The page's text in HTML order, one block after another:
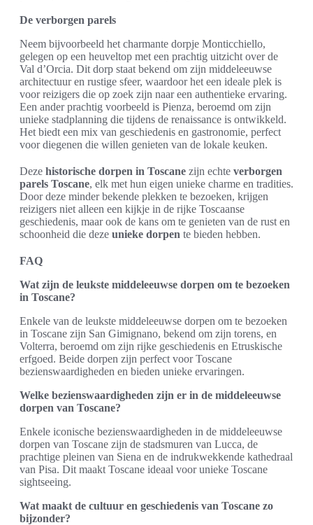
De verborgen parels
Neem bijvoorbeeld het charmante dorpje Monticchiello,
gelegen op een heuveltop met een prachtig uitzicht over de
Val d’Orcia. Dit dorp staat bekend om zijn middeleeuwse
architectuur en rustige sfeer, waardoor het een ideale plek is
voor reizigers die op zoek zijn naar een authentieke ervaring.
Een ander prachtig voorbeeld is Pienza, beroemd om zijn
unieke stadplanning die tijdens de renaissance is ontwikkeld.
Het biedt een mix van geschiedenis en gastronomie, perfect
voor diegenen die willen genieten van de lokale keuken.
Deze historische dorpen in Toscane zijn echte verborgen
parels Toscane, elk met hun eigen unieke charme en tradities.
Door deze minder bekende plekken te bezoeken, krijgen
reizigers niet alleen een kijkje in de rijke Toscaanse
geschiedenis, maar ook de kans om te genieten van de rust en
schoonheid die deze unieke dorpen te bieden hebben.
FAQ
Wat zijn de leukste middeleeuwse dorpen om te bezoeken
in Toscane?
Enkele van de leukste middeleeuwse dorpen om te bezoeken
in Toscane zijn San Gimignano, bekend om zijn torens, en
Volterra, beroemd om zijn rijke geschiedenis en Etruskische
erfgoed. Beide dorpen zijn perfect voor Toscane
bezienswaardigheden en bieden unieke ervaringen.
Welke bezienswaardigheden zijn er in de middeleeuwse
dorpen van Toscane?
Enkele iconische bezienswaardigheden in de middeleeuwse
dorpen van Toscane zijn de stadsmuren van Lucca, de
prachtige pleinen van Siena en de indrukwekkende kathedraal
van Pisa. Dit maakt Toscane ideaal voor unieke Toscane
sightseeing.
Wat maakt de cultuur en geschiedenis van Toscane zo
bijzonder?